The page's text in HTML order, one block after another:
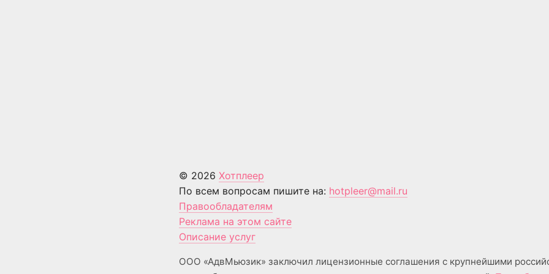
© 2026 Хотплеер
По всем вопросам пишите на: hotpleer@mail.ru
Правообладателям
Реклама на этом сайте
Описание услуг
ООО «АдвМьюзик» заключил лицензионные соглашения с крупнейшими